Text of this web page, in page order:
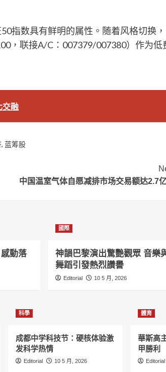
指数具有鲜明的属性。随着风格切换
，联接A/C：007379/007380）作为低
交融
, 蓝筹股
中国温室气体自愿减排市场交易额达2.7
動落
國際
神韻巴黎演出驚艷觀眾 音樂
舞蹈引發熱烈讚譽
Editorial 10 5 月, 2026
科學
成都中学科技节：硬核体验激
发科学热情
Editorial 10 5 月, 2026
體育
華斯高
甲勝利
Editorial